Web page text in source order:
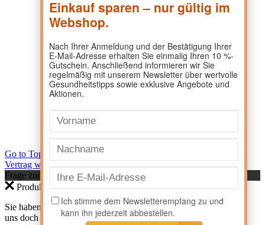
Go to Top
Vertrag widerrufen
Frage zum Produkt?
Produktanfrage
Sie haben eine Frage zu einem Produkt? Dann kontaktieren Sie
uns doch direkt hier.